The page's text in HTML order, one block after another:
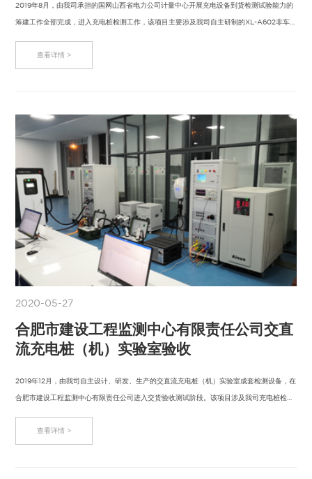
2019年8月，由我司承担的国网山西省电力公司计量中心开展充电设备到货检测试验能力的
筹建工作全部完成，进入充电桩检测工作，该项目主要涉及我司自主研制的XL-A602非车
查看详情 >
2020-05-27
合肥市建设工程监测中心有限责任公司交直
流充电桩（机）实验室验收
2019年12月，由我司自主设计、研发、生产的交直流充电桩（机）实验室成套检测设备，在
合肥市建设工程监测中心有限责任公司进入交货验收测试阶段。该项目涉及我司充电桩检
查看详情 >